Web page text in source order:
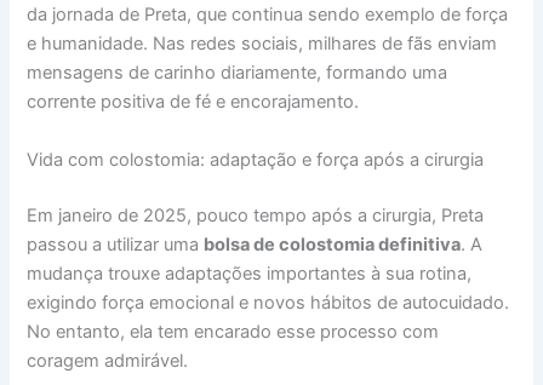
da jornada de Preta, que continua sendo exemplo de força
e humanidade. Nas redes sociais, milhares de fãs enviam
mensagens de carinho diariamente, formando uma
corrente positiva de fé e encorajamento.
Vida com colostomia: adaptação e força após a cirurgia
Em janeiro de 2025, pouco tempo após a cirurgia, Preta
passou a utilizar uma bolsa de colostomia definitiva. A
mudança trouxe adaptações importantes à sua rotina,
exigindo força emocional e novos hábitos de autocuidado.
No entanto, ela tem encarado esse processo com
coragem admirável.